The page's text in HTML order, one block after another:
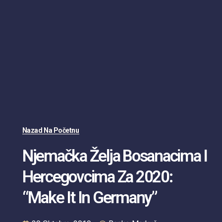
Nazad Na Početnu
Njemačka Želja Bosanacima I
Hercegovcima Za 2020:
“Make It In Germany”